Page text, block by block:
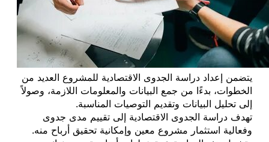
يتضمن إعداد دراسة الجدوى الاقتصادية للمشروع العديد من
الخطوات، بدءًا من جمع البيانات والمعلومات اللازمة، وصولاً
إلى تحليل البيانات وتقديم التوصيات المناسبة.
تهدف دراسة الجدوى الاقتصادية إلى تقييم مدى جدوى
وفعالية استثمار مشروع معين وإمكانية تحقيق أرباح منه.